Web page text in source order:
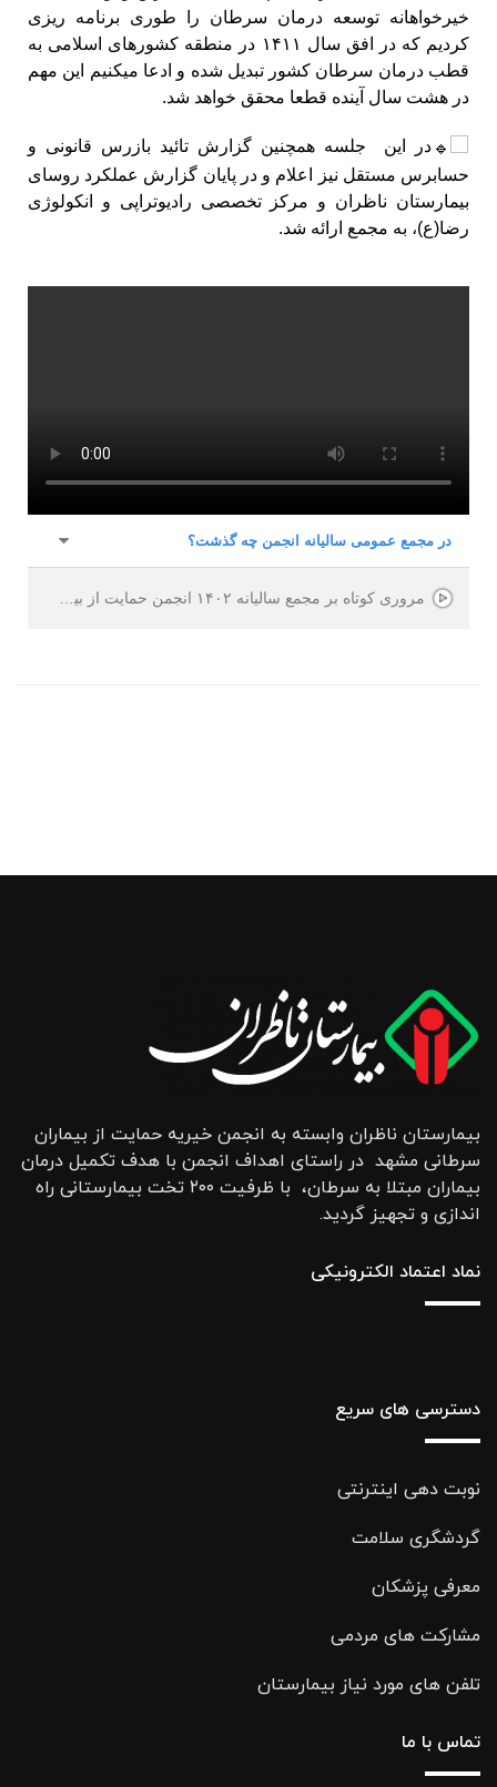
خیرخواهانه توسعه درمان سرطان را طوری برنامه ریزی
کردیم که در افق سال ۱۴۱۱ در منطقه کشورهای اسلامی به
قطب درمان سرطان کشور تبدیل شده و ادعا میکنیم این مهم
در هشت سال آینده قطعا محقق خواهد شد.
در این جلسه همچنین گزارش تائید بازرس قانونی و
حسابرس مستقل نیز اعلام و در پایان گزارش عملکرد روسای
بیمارستان ناظران و مرکز تخصصی رادیوتراپی و انکولوژی
رضا(ع)، به مجمع ارائه شد.
در مجمع عمومی سالیانه انجمن چه گذشت؟
بیمارستان ناظران وابسته به انجمن خیریه حمایت از بیماران
سرطانی مشهد در راستای اهداف انجمن با هدف تکمیل درمان
بیماران مبتلا به سرطان، با ظرفیت ۲۰۰ تخت بیمارستانی راه
اندازی و تجهیز گردید.
نماد اعتماد الکترونیکی
دسترسی های سریع
نوبت دهی اینترنتی
گردشگری سلامت
معرفی پزشکان
مشارکت های مردمی
تلفن های مورد نیاز بیمارستان
تماس با ما